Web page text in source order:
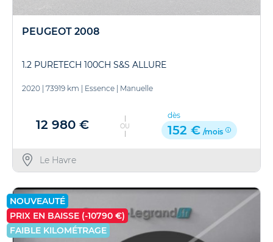
PEUGEOT 2008
1.2 PURETECH 100CH S&S ALLURE
2020 73919 km Essence Manuelle
12 980 € OU
dès
152 € /mois
Le Havre
NOUVEAUTÉ
PRIX EN BAISSE (-10790 €)
FAIBLE KILOMÉTRAGE